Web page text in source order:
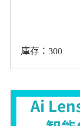
庫存：300